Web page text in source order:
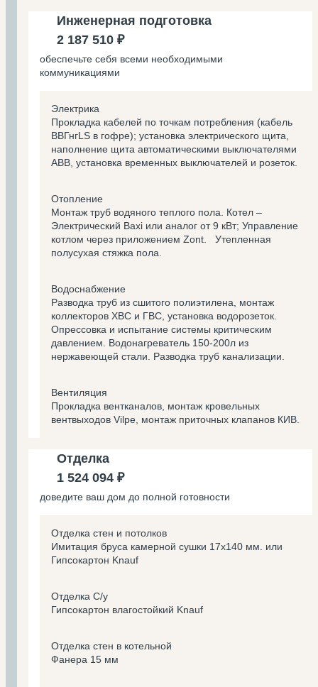
Инженерная подготовка
2 187 510 ₽
обеспечьте себя всеми необходимыми
коммуникациями
Электрика
Прокладка кабелей по точкам потребления (кабель
ВВГнгLS в гофре); установка электрического щита,
наполнение щита автоматическими выключателями
ABB, установка временных выключателей и розеток.
Отопление
Монтаж труб водяного теплого пола. Котел –
Электрический Baxi или аналог от 9 кВт; Управление
котлом через приложением Zont. Утепленная
полусухая стяжка пола.
Водоснабжение
Разводка труб из сшитого полиэтилена, монтаж
коллекторов ХВС и ГВС, установка водорозеток.
Опрессовка и испытание системы критическим
давлением. Водонагреватель 150-200л из
нержавеющей стали. Разводка труб канализации.
Вентиляция
Прокладка вентканалов, монтаж кровельных
вентвыходов Vilpe, монтаж приточных клапанов КИВ.
Отделка
1 524 094 ₽
доведите ваш дом до полной готовности
Отделка стен и потолков
Имитация бруса камерной сушки 17х140 мм. или
Гипсокартон Knauf
Отделка С/у
Гипсокартон влагостойкий Knauf
Отделка стен в котельной
Фанера 15 мм